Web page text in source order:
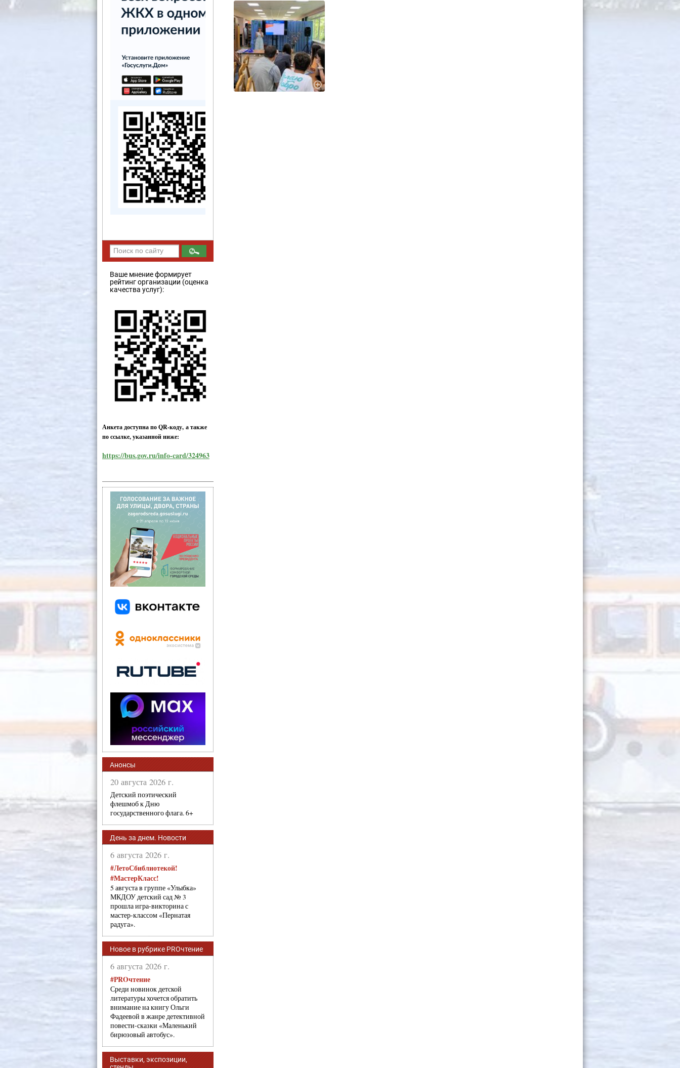
Ваше мнение формирует
рейтинг организации (оценка
качества услуг):
Анкета доступна по QR-коду, а также
по ссылке, указанной ниже:
https://bus.gov.ru/info-card/324963
Анонсы
20 августа 2026 г.
Детский поэтический
флешмоб к Дню
государственного флага. 6+
День за днем. Новости
6 августа 2026 г.
#ЛетоСбиблиотекой!
#МастерКласс!
5 августа в группе «Улыбка»
МКДОУ детский сад № 3
прошла игра-викторина с
мастер-классом «Пернатая
радуга».
Новое в рубрике PROчтение
6 августа 2026 г.
#PROчтение
Среди новинок детской
литературы хочется обратить
внимание на книгу Ольги
Фадеевой в жанре детективной
повести-сказки «Маленький
бирюзовый автобус».
Выставки, экспозиции,